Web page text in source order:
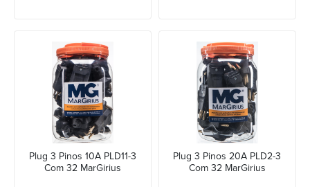
Plug 3 Pinos 10A PLD11-3
Com 32 MarGirius
Plug 3 Pinos 20A PLD2-3
Com 32 MarGirius